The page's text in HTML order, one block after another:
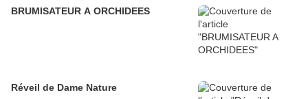
BRUMISATEUR A ORCHIDEES
Réveil de Dame Nature